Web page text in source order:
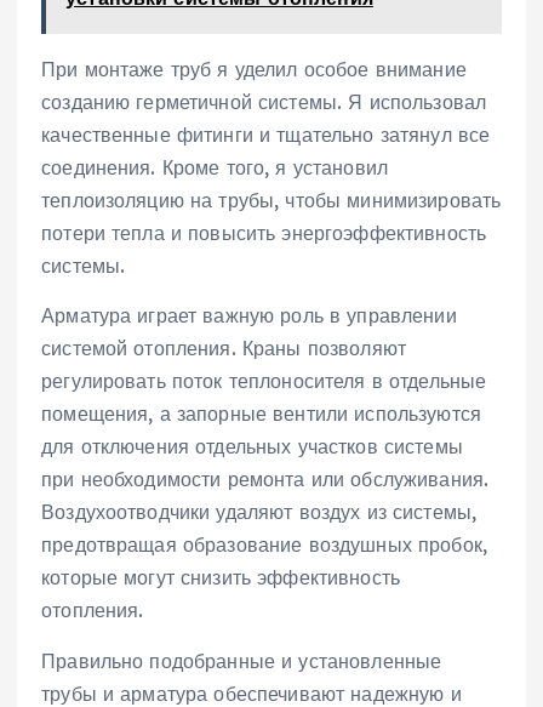
При монтаже труб я уделил особое внимание
созданию герметичной системы. Я использовал
качественные фитинги и тщательно затянул все
соединения. Кроме того, я установил
теплоизоляцию на трубы, чтобы минимизировать
потери тепла и повысить энергоэффективность
системы.
Арматура играет важную роль в управлении
системой отопления. Краны позволяют
регулировать поток теплоносителя в отдельные
помещения, а запорные вентили используются
для отключения отдельных участков системы
при необходимости ремонта или обслуживания.
Воздухоотводчики удаляют воздух из системы,
предотвращая образование воздушных пробок,
которые могут снизить эффективность
отопления.
Правильно подобранные и установленные
трубы и арматура обеспечивают надежную и